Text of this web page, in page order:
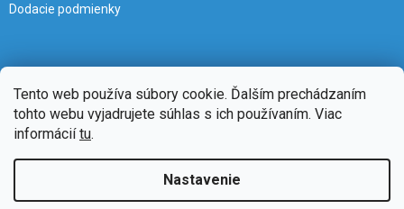
Tento web používa súbory cookie. Ďalším prechádzaním
tohto webu vyjadrujete súhlas s ich používaním. Viac
informáciítu.
Nastavenie
Dodacie podmienky